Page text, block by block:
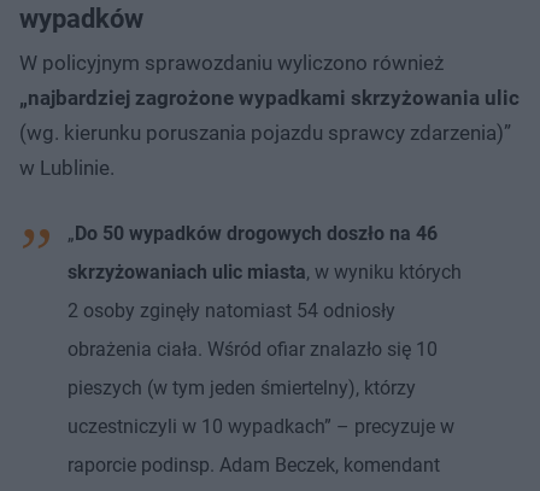
wypadków
W policyjnym sprawozdaniu wyliczono również
„najbardziej zagrożone wypadkami skrzyżowania ulic
(wg. kierunku poruszania pojazdu sprawcy zdarzenia)”
w Lublinie.
„Do 50 wypadków drogowych doszło na 46
skrzyżowaniach ulic miasta, w wyniku których
2 osoby zginęły natomiast 54 odniosły
obrażenia ciała. Wśród ofiar znalazło się 10
pieszych (w tym jeden śmiertelny), którzy
uczestniczyli w 10 wypadkach” – precyzuje w
raporcie podinsp. Adam Beczek, komendant